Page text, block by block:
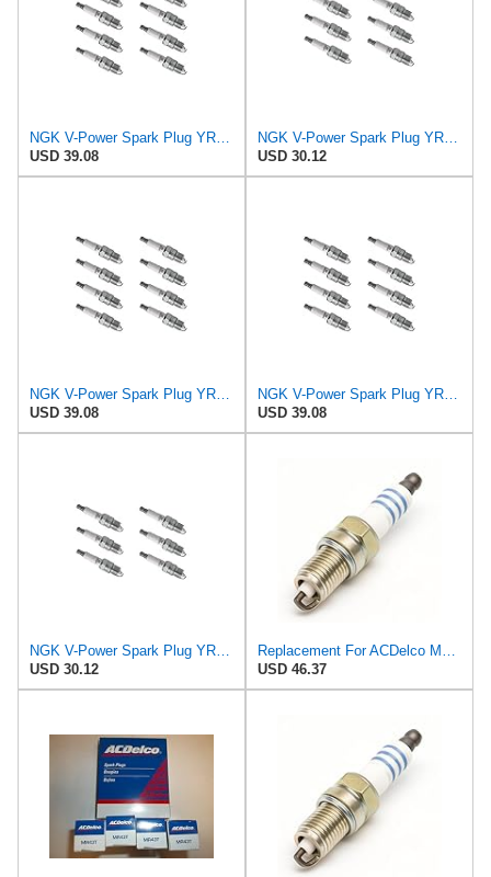
NGK V-Power Spark Plug YR55 (8 Pack) Compatible With GMC JIMMY 1977-1978 5.7L/350
USD 39.08
NGK V-Power Spark Plug YR55 (6 Pack) Compatible With GMC C15 1975-1975 4.1L/250
USD 30.12
NGK V-Power Spark Plug YR55 (8 Pack) Compatible With GMC CABALLERO 1978-1978 5.7L/350
USD 39.08
NGK V-Power Spark Plug YR55 (8 Pack) Compatible With CHEVROLET MALIBU CLASSIC 1975-1975 5.7L/350
USD 39.08
NGK V-Power Spark Plug YR55 (6 Pack) Compatible With CHEVROLET C10 SUBURBAN 1975-1975 4.1L/250
USD 30.12
Replacement For ACDelco MR43T Copper Spark Plug - 4 Pack - For Mercruiser 305 350 454 5.0L 5.7L
USD 46.37